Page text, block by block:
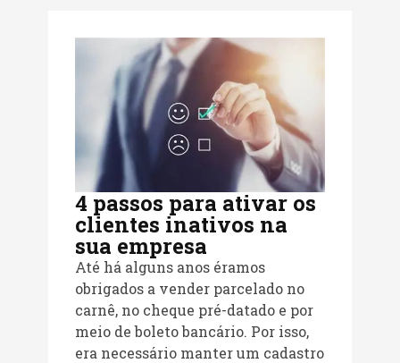
4 passos para ativar os
clientes inativos na
sua empresa
Até há alguns anos éramos
obrigados a vender parcelado no
carnê, no cheque pré-datado e por
meio de boleto bancário. Por isso,
era necessário manter um cadastro